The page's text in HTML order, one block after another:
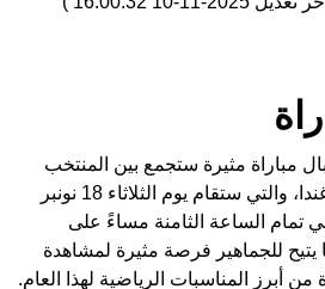
مباراة مثيرة ستجمع بين المنتخب
الوطني الأول ومنتخب أوغندا، والتي ستقام يوم الثلاثاء 18 نونبر
في تمام الساعة الثامنة مساءً على
يتيح للجماهير فرصة مثيرة لمشاهدة
أبرز المناسبات الرياضية لهذا العام.